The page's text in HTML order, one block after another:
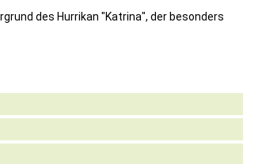
des Hurrikan "Katrina", der besonders